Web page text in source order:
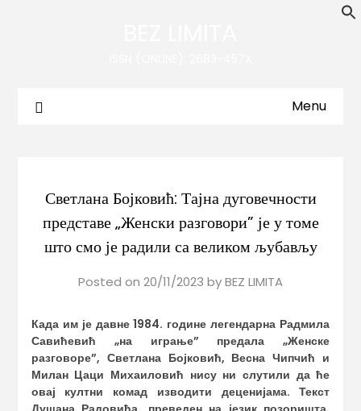
Menu
Светлана Бојковић: Тајна дуговечности
представе „Женски разговори” је у томе
што смо је радили са великом љубављу
Posted on 20/11/2023 byBEZ LIMITA
Када им је давне 1984. године легендарна Радмила
Савићевић „на играње” предала „Женске
разговоре”, Светлана Бојковић, Весна Чипчић и
Милан Цаци Михаиловић нису ни слутили да ће
овај култни комад изводити деценијама. Текст